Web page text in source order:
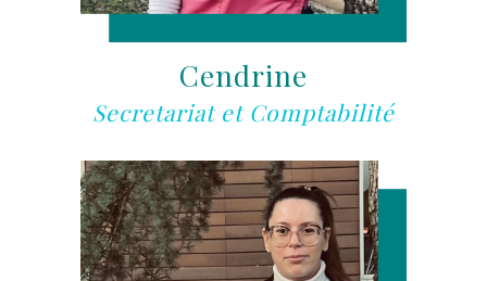
Cendrine
Secretariat et Comptabilité